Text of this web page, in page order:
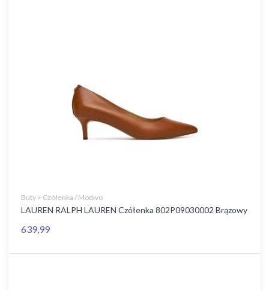
Buty > Czółenka / Modivo
LAUREN RALPH LAUREN Czółenka 802P09030002 Brązowy
639,99